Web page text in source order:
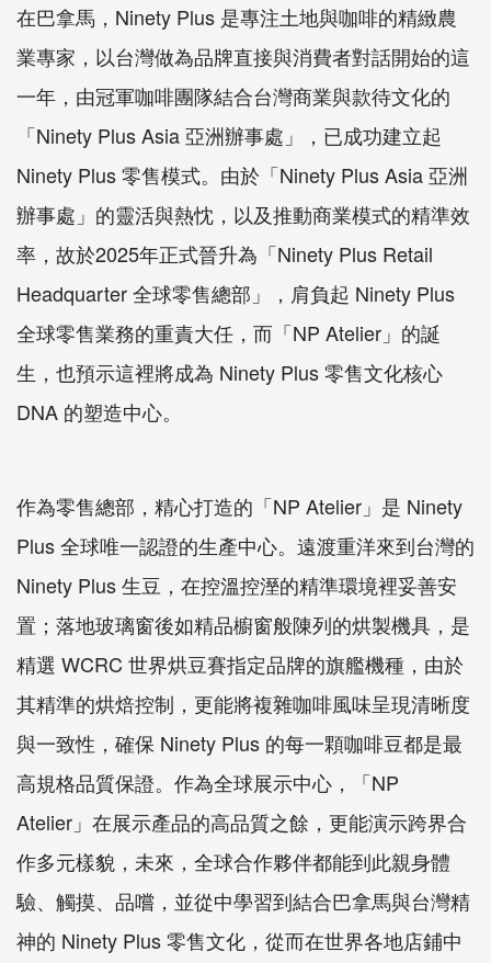
在巴拿馬，Ninety Plus 是專注土地與咖啡的精緻農
業專家，以台灣做為品牌直接與消費者對話開始的這
一年，由冠軍咖啡團隊結合台灣商業與款待文化的
「Ninety Plus Asia 亞洲辦事處」，已成功建立起
Ninety Plus 零售模式。由於「Ninety Plus Asia 亞洲
辦事處」的靈活與熱忱，以及推動商業模式的精準效
率，故於2025年正式晉升為「Ninety Plus Retail
Headquarter 全球零售總部」，肩負起 Ninety Plus
全球零售業務的重責大任，而「NP Atelier」的誕
生，也預示這裡將成為 Ninety Plus 零售文化核心
DNA 的塑造中心。
作為零售總部，精心打造的「NP Atelier」是 Ninety
Plus 全球唯一認證的生產中心。遠渡重洋來到台灣的
Ninety Plus 生豆，在控溫控溼的精準環境裡妥善安
置；落地玻璃窗後如精品櫥窗般陳列的烘製機具，是
精選 WCRC 世界烘豆賽指定品牌的旗艦機種，由於
其精準的烘焙控制，更能將複雜咖啡風味呈現清晰度
與一致性，確保 Ninety Plus 的每一顆咖啡豆都是最
高規格品質保證。作為全球展示中心，「NP
Atelier」在展示產品的高品質之餘，更能演示跨界合
作多元樣貌，未來，全球合作夥伴都能到此親身體
驗、觸摸、品嚐，並從中學習到結合巴拿馬與台灣精
神的 Ninety Plus 零售文化，從而在世界各地店鋪中